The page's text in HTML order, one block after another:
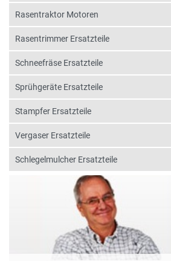
Rasentraktor Motoren
Rasentrimmer Ersatzteile
Schneefräse Ersatzteile
Sprühgeräte Ersatzteile
Stampfer Ersatzteile
Vergaser Ersatzteile
Schlegelmulcher Ersatzteile